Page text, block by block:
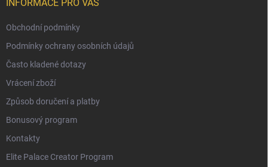
INFORMACE PRO VÁS
Obchodní podmínky
Podmínky ochrany osobních údajů
Často kladené dotazy
Vrácení zboží
Způsob doručení a platby
Bonusový program
Kontakty
Elite Palace Creator Program